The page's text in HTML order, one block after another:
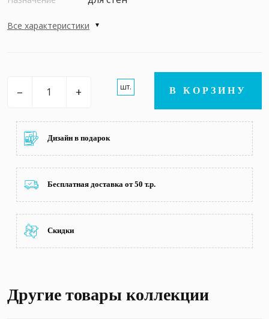
Все характеристики
– + шт. В КОРЗИНУ
Дизайн в подарок
Бесплатная доставка от 50 т.р.
Скидки
Другие товары коллекции